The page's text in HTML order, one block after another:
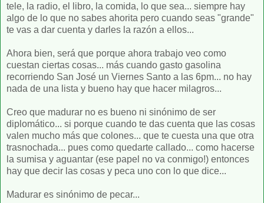
tele, la radio, el libro, la comida, lo que sea... siempre hay
algo de lo que no sabes ahorita pero cuando seas "grande"
te vas a dar cuenta y darles la razón a ellos...
Ahora bien, será que porque ahora trabajo veo como
cuestan ciertas cosas... más cuando gasto gasolina
recorriendo San José un Viernes Santo a las 6pm... no hay
nada de una lista y bueno hay que hacer milagros...
Creo que madurar no es bueno ni sinónimo de ser
diplomático... si porque cuando te das cuenta que las cosas
valen mucho más que colones... que te cuesta una que otra
trasnochada... pues como quedarte callado... como hacerse
la sumisa y aguantar (ese papel no va conmigo!) entonces
hay que decir las cosas y peca uno con lo que dice...
Madurar es sinónimo de pecar...